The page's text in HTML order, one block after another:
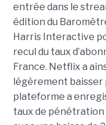
entrée dans le
édition du
Harris Interactive
recul du taux
France. Netflix a
légèrement baisser
plateforme a
taux de pénétration